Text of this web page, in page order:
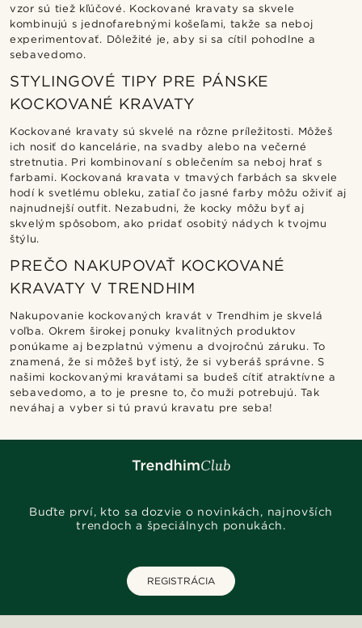
vzor sú tiež kľúčové. Kockované kravaty sa skvele
kombinujú s jednofarebnými košeľami, takže sa neboj
experimentovať. Dôležité je, aby si sa cítil pohodlne a
sebavedomo.
STYLINGOVÉ TIPY PRE PÁNSKE
KOCKOVANÉ KRAVATY
Kockované kravaty sú skvelé na rôzne príležitosti. Môžeš
ich nosiť do kancelárie, na svadby alebo na večerné
stretnutia. Pri kombinovaní s oblečením sa neboj hrať s
farbami. Kockovaná kravata v tmavých farbách sa skvele
hodí k svetlému obleku, zatiaľ čo jasné farby môžu oživiť aj
najnudnejší outfit. Nezabudni, že kocky môžu byť aj
skvelým spôsobom, ako pridať osobitý nádych k tvojmu
štýlu.
PREČO NAKUPOVAŤ KOCKOVANÉ
KRAVATY V TRENDHIM
Nakupovanie kockovaných kravát v Trendhim je skvelá
voľba. Okrem širokej ponuky kvalitných produktov
ponúkame aj bezplatnú výmenu a dvojročnú záruku. To
znamená, že si môžeš byť istý, že si vyberáš správne. S
našimi kockovanými kravátami sa budeš cítiť atraktívne a
sebavedomo, a to je presne to, čo muži potrebujú. Tak
neváhaj a vyber si tú pravú kravatu pre seba!
Buďte prví, kto sa dozvie o novinkách, najnovších
trendoch a špeciálnych ponukách.
REGISTRÁCIA